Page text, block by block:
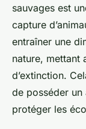
sauvages est
capture
entraîner une
nature, mettant
d’extinction.
de posséder un
protéger les